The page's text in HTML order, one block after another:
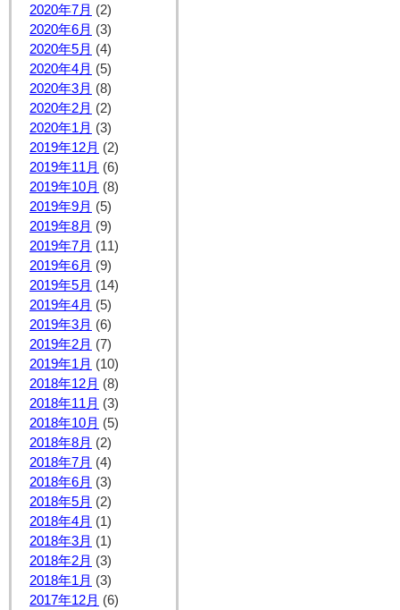
2020年7月 (2)
2020年6月 (3)
2020年5月 (4)
2020年4月 (5)
2020年3月 (8)
2020年2月 (2)
2020年1月 (3)
2019年12月 (2)
2019年11月 (6)
2019年10月 (8)
2019年9月 (5)
2019年8月 (9)
2019年7月 (11)
2019年6月 (9)
2019年5月 (14)
2019年4月 (5)
2019年3月 (6)
2019年2月 (7)
2019年1月 (10)
2018年12月 (8)
2018年11月 (3)
2018年10月 (5)
2018年8月 (2)
2018年7月 (4)
2018年6月 (3)
2018年5月 (2)
2018年4月 (1)
2018年3月 (1)
2018年2月 (3)
2018年1月 (3)
2017年12月 (6)